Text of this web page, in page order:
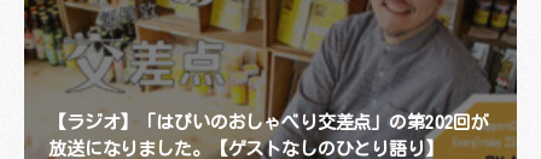
【ラジオ】「はぴいのおしゃべり交差点」の第202回が
放送になりました。【ゲストなしのひとり語り】